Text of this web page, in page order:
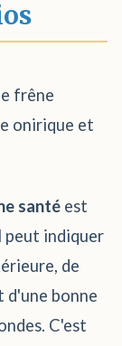
frêne
onirique et
santé est
peut indiquer
de
d'une bonne
C'est